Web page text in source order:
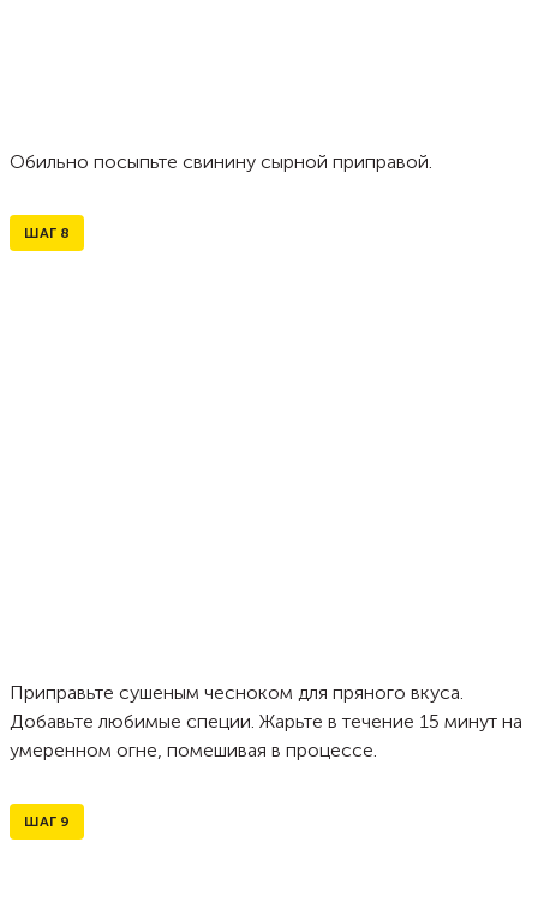
Обильно посыпьте свинину сырной приправой.
ШАГ 8
Приправьте сушеным чесноком для пряного вкуса.
Добавьте любимые специи. Жарьте в течение 15 минут на
умеренном огне, помешивая в процессе.
ШАГ 9